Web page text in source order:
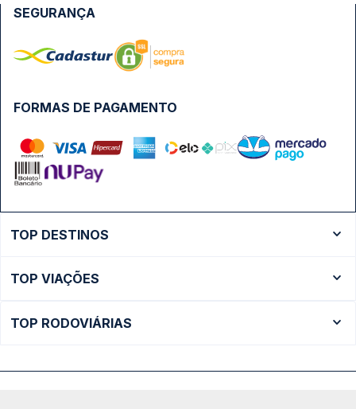
FORMAS DE PAGAMENTO
SEGURANÇA
TOP DESTINOS
Ônibus São Paulo
TOP VIAÇÕES
TOP RODOVIÁRIAS